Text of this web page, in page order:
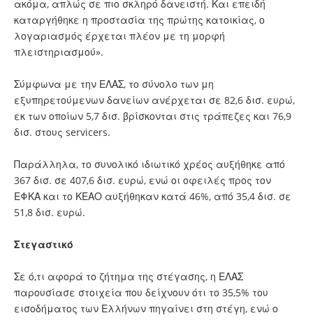
ακόμα, απλώς σε πιο σκληρό δανειστή. Και επειδή
καταργήθηκε η προστασία της πρώτης κατοικίας, ο
λογαριασμός έρχεται πλέον με τη μορφή
πλειστηριασμού».
Σύμφωνα με την ΕΛΑΣ, το σύνολο των μη
εξυπηρετούμενων δανείων ανέρχεται σε 82,6 δισ. ευρώ,
εκ των οποίων 5,7 δισ. βρίσκονται στις τράπεζες και 76,9
δισ. στους servicers.
Παράλληλα, το συνολικό ιδιωτικό χρέος αυξήθηκε από
367 δισ. σε 407,6 δισ. ευρώ, ενώ οι οφειλές προς τον
ΕΦΚΑ και το ΚΕΑΟ αυξήθηκαν κατά 46%, από 35,4 δισ. σε
51,8 δισ. ευρώ.
Στεγαστικό
Σε ό,τι αφορά το ζήτημα της στέγασης, η ΕΛΑΣ
παρουσίασε στοιχεία που δείχνουν ότι το 35,5% του
εισοδήματος των Ελλήνων πηγαίνει στη στέγη, ενώ ο